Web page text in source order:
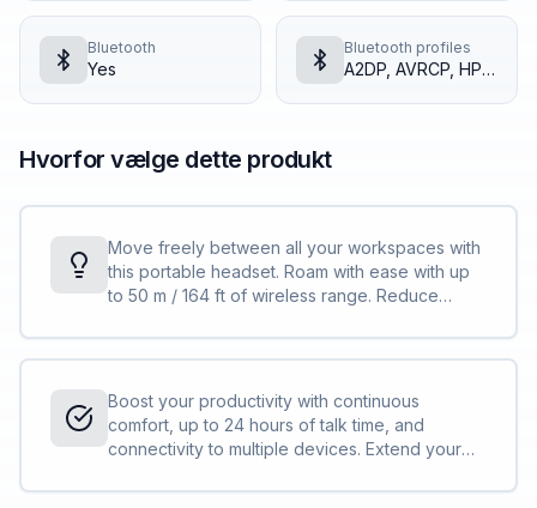
Bluetooth
Yes
Bluetooth profiles
A2DP, AVRCP, HPF, HSF
Hvorfor vælge dette produkt
Move freely between all your workspaces with
this portable headset. Roam with ease with up
to 50 m / 164 ft of wireless range. Reduce
conversations with Acoustic Fence technology.
Boost your productivity with continuous
comfort, up to 24 hours of talk time, and
connectivity to multiple devices. Extend your
by using the headset in the corded USB mode.